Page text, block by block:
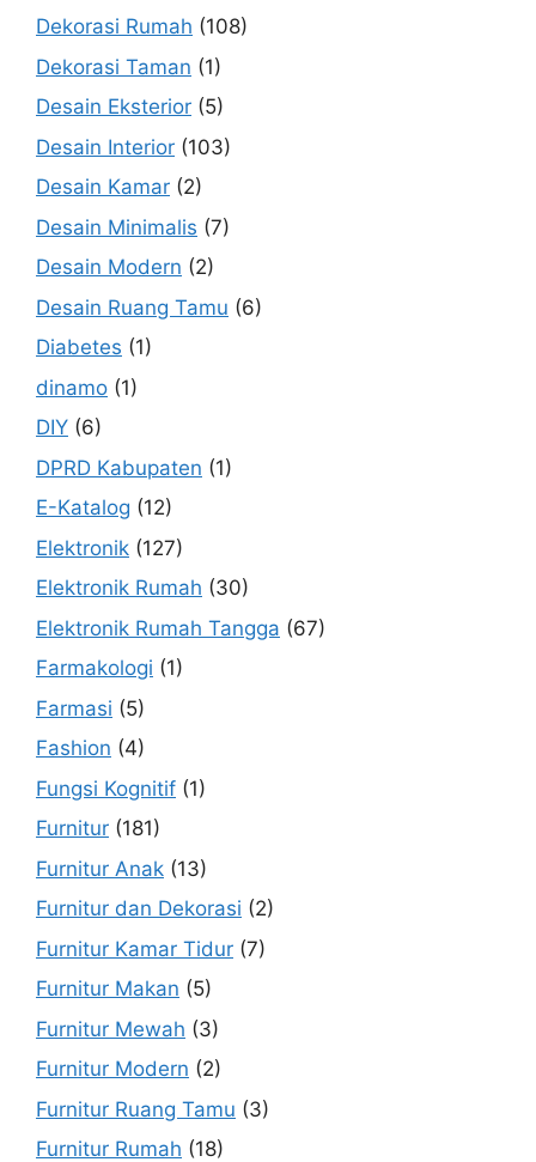
Dekorasi Rumah (108)
Dekorasi Taman (1)
Desain Eksterior (5)
Desain Interior (103)
Desain Kamar (2)
Desain Minimalis (7)
Desain Modern (2)
Desain Ruang Tamu (6)
Diabetes (1)
dinamo (1)
DIY (6)
DPRD Kabupaten (1)
E-Katalog (12)
Elektronik (127)
Elektronik Rumah (30)
Elektronik Rumah Tangga (67)
Farmakologi (1)
Farmasi (5)
Fashion (4)
Fungsi Kognitif (1)
Furnitur (181)
Furnitur Anak (13)
Furnitur dan Dekorasi (2)
Furnitur Kamar Tidur (7)
Furnitur Makan (5)
Furnitur Mewah (3)
Furnitur Modern (2)
Furnitur Ruang Tamu (3)
Furnitur Rumah (18)